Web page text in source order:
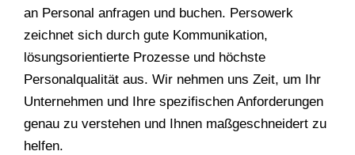
an Personal anfragen und buchen. Persowerk
zeichnet sich durch gute Kommunikation,
lösungsorientierte Prozesse und höchste
Personalqualität aus. Wir nehmen uns Zeit, um Ihr
Unternehmen und Ihre spezifischen Anforderungen
genau zu verstehen und Ihnen maßgeschneidert zu
helfen.